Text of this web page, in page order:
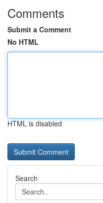
Comments
Submit a Comment
No HTML
HTML is disabled
Search